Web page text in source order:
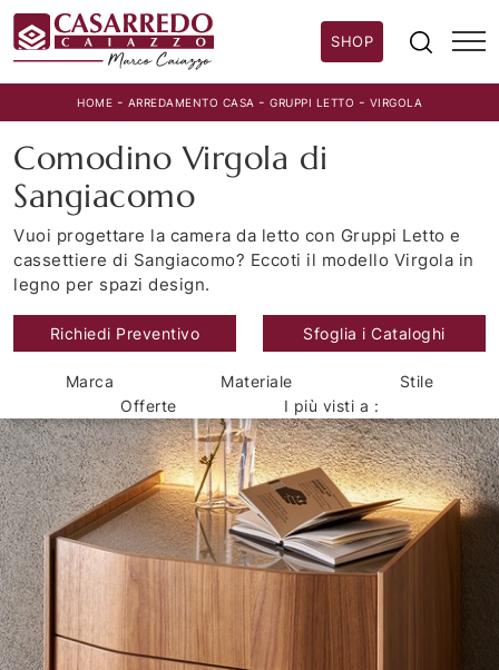
SHOP
HOME - ARREDAMENTO CASA - GRUPPI LETTO - VIRGOLA
Comodino Virgola di
Sangiacomo
Vuoi progettare la camera da letto con Gruppi Letto e
cassettiere di Sangiacomo? Eccoti il modello Virgola in
legno per spazi design.
Richiedi Preventivo Sfoglia i Cataloghi
Marca Materiale
Stile
Offerte
I più visti a :